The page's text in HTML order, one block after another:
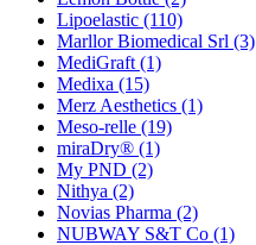
Lipoelastic (110)
Marllor Biomedical Srl (3)
MediGraft (1)
Medixa (15)
Merz Aesthetics (1)
Meso-relle (19)
miraDry® (1)
My PND (2)
Nithya (2)
Novias Pharma (2)
NUBWAY S&T Co (1)